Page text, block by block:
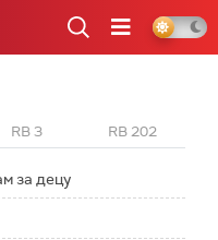
RB 3 RB 202
за децу